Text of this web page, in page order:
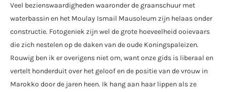
Veel bezienswaardigheden waaronder de graanschuur met
waterbassin en het Moulay Ismail Mausoleum zijn helaas onder
constructie. Fotogeniek zijn wel de grote hoeveelheid ooievaars
die zich nestelen op de daken van de oude Koningspaleizen.
Rouwig ben ik er overigens niet om, want onze gids is liberaal en
vertelt honderduit over het geloof en de positie van de vrouw in
Marokko door de jaren heen. Ik hang aan haar lippen als ze